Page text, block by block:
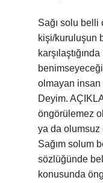
Sağı solu
kişi/kuruluşun
olmayan insan
Deyim.
öngörülemez
ya da
Sağım solum
sözlüğünde
konusunda